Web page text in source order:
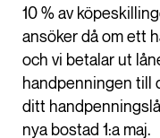
10 % av
ansöker då om ett
och vi betalar ut
handpenningen till
ditt
nya bostad 1:a maj.